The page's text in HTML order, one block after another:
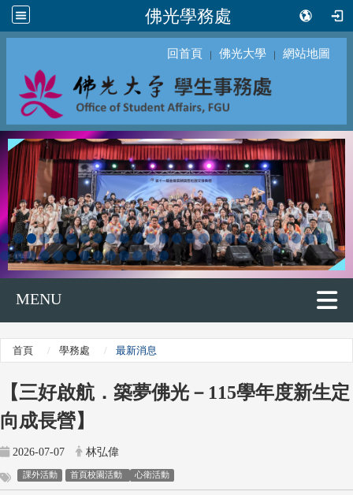
佛光學務處
回首頁 ｜ 佛光大學 ｜ 網站地圖
MENU
首頁 學務處 最新消息
【三好啟航．築夢佛光－115學年度新生定
向成長營】
2026-07-07 林弘偉
課外活動 首頁校園活動 心衛活動